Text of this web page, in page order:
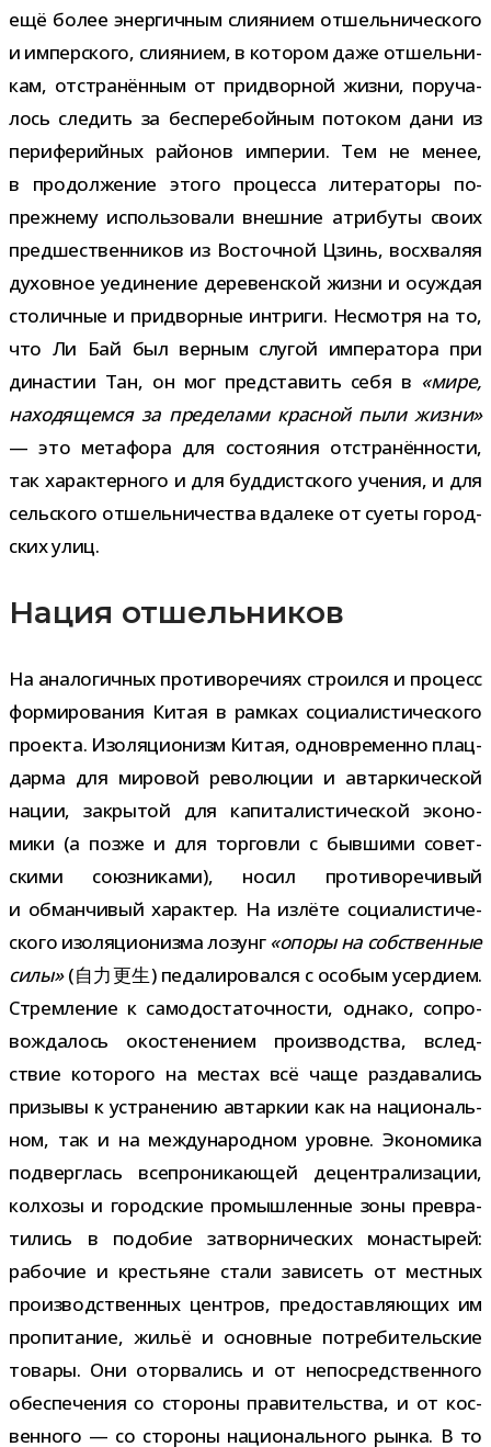
ещё более энер­гич­ным сли­я­нием отшель­ни­че­ского
и импер­ского, сли­я­нием, в кото­ром даже отшель­ни­
кам, отстра­нён­ным от при­двор­ной жизни, пору­ча­
лось сле­дить за бес­пе­ре­бой­ным пото­ком дани из
пери­фе­рий­ных рай­о­нов импе­рии. Тем не менее,
в про­дол­же­ние этого про­цесса лите­ра­торы по-​
прежнему исполь­зо­вали внеш­ние атри­буты своих
пред­ше­ствен­ни­ков из Восточной Цзинь, вос­хва­ляя
духов­ное уеди­не­ние дере­вен­ской жизни и осуж­дая
сто­лич­ные и при­двор­ные интриги. Несмотря на то,
что Ли Бай был вер­ным слу­гой импе­ра­тора при
дина­стии Тан, он мог пред­ста­вить себя в «мире,
нахо­дя­щемся за пре­де­лами крас­ной пыли жизни»
— это мета­фора для состо­я­ния отстра­нён­но­сти,
так харак­тер­ного и для буд­дист­ского уче­ния, и для
сель­ского отшель­ни­че­ства вда­леке от суеты город­
ских улиц.
Нация отшельников
На ана­ло­гич­ных про­ти­во­ре­чиях стро­ился и про­цесс
фор­ми­ро­ва­ния Китая в рам­ках соци­а­ли­сти­че­ского
про­екта. Изоляционизм Китая, одно­вре­менно плац­
дарма для миро­вой рево­лю­ции и автар­ки­че­ской
нации, закры­той для капи­та­ли­сти­че­ской эко­но­
мики (а позже и для тор­говли с быв­шими совет­
скими союз­ни­ками), носил про­ти­во­ре­чи­вый
и обман­чи­вый харак­тер. На излёте соци­а­ли­сти­че­
ского изо­ля­ци­о­низма лозунг«опоры на соб­ствен­ные
силы»(自力更生) педа­ли­ро­вался с осо­бым усер­дием.
Стремление к само­до­ста­точ­но­сти, однако, сопро­
вож­да­лось око­сте­не­нием про­из­вод­ства, вслед­
ствие кото­рого на местах всё чаще раз­да­ва­лись
при­зывы к устра­не­нию автар­кии как на наци­о­наль­
ном, так и на меж­ду­на­род­ном уровне. Экономика
под­верг­лась все­про­ни­ка­ю­щей децен­тра­ли­за­ции,
кол­хозы и город­ские про­мыш­лен­ные зоны пре­вра­
ти­лись в подо­бие затвор­ни­че­ских мона­сты­рей:
рабо­чие и кре­стьяне стали зави­сеть от мест­ных
про­из­вод­ствен­ных цен­тров, предо­став­ля­ю­щих им
про­пи­та­ние, жильё и основ­ные потре­би­тель­ские
товары. Они ото­рва­лись и от непо­сред­ствен­ного
обес­пе­че­ния со сто­роны пра­ви­тель­ства, и от кос­
вен­ного — со сто­роны наци­о­наль­ного рынка. В то